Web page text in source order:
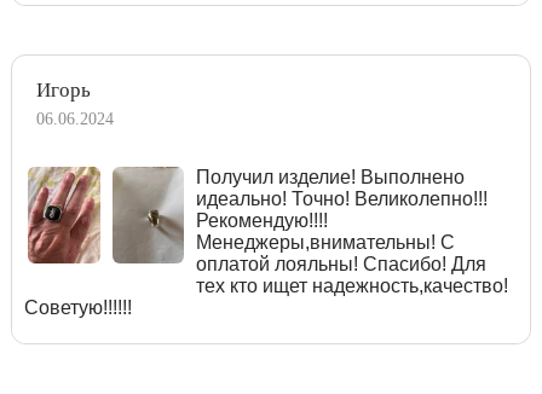
Игорь
06.06.2024
Получил изделие! Выполнено
идеально! Точно! Великолепно!!!
Рекомендую!!!!
Менеджеры,внимательны! С
оплатой лояльны! Спасибо! Для
тех кто ищет надежность,качество!
Советую!!!!!!